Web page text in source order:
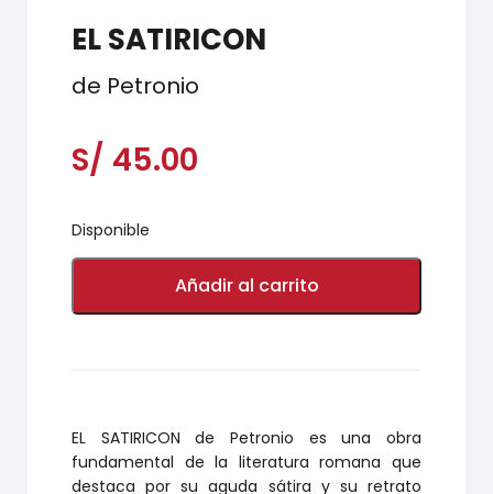
EL SATIRICON
de Petronio
S/ 45.00
Disponible
EL
cantidad
Añadir al carrito
EL SATIRICON de Petronio es una obra
fundamental de la literatura romana que
destaca por su aguda sátira y su retrato